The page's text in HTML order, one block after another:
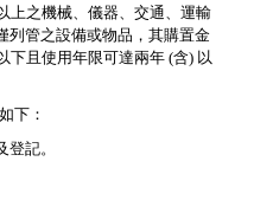
上之機械、儀器、交通、運輸
列管之設備或物品，其購置金
下且使用年限可達兩年 (含) 以
下：
記。